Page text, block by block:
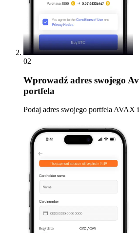
02
Wprowadź adres swojego
portfela
Podaj adres swojego portfela AVAX